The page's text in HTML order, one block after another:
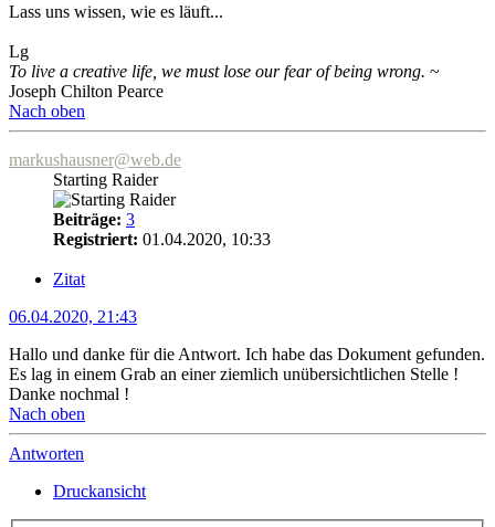
Lass uns wissen, wie es läuft...
Lg
To live a creative life, we must lose our fear of being wrong. ~
Joseph Chilton Pearce
Nach oben
markushausner@web.de
Starting Raider
Beiträge: 3
Registriert: 01.04.2020, 10:33
Zitat
06.04.2020, 21:43
Hallo und danke für die Antwort. Ich habe das Dokument gefunden.
Es lag in einem Grab an einer ziemlich unübersichtlichen Stelle !
Danke nochmal !
Nach oben
Antworten
Druckansicht